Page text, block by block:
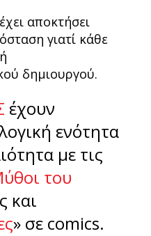
αποκτήσει
γιατί κάθε
δημιουργού.
έχουν
ενότητα
με τις
του
και
» σε comics.